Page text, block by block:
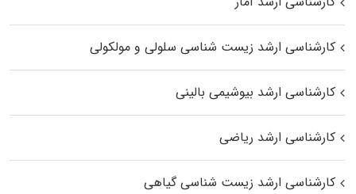
کارشناسی ارشد زیست شناسی سلولی و مولکولی
کارشناسی ارشد بیوشیمی بالینی
کارشناسی ارشد ریاضی
کارشناسی ارشد زیست‌ شناسی گیاهی